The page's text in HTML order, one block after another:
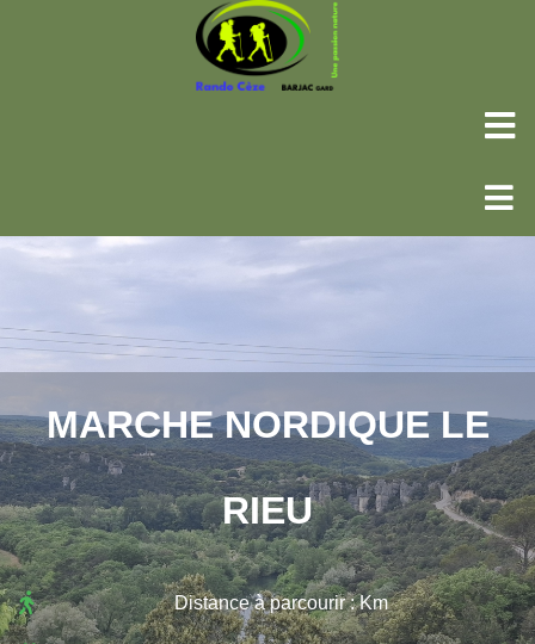
MARCHE NORDIQUE LE
RIEU
Distance à parcourir : Km